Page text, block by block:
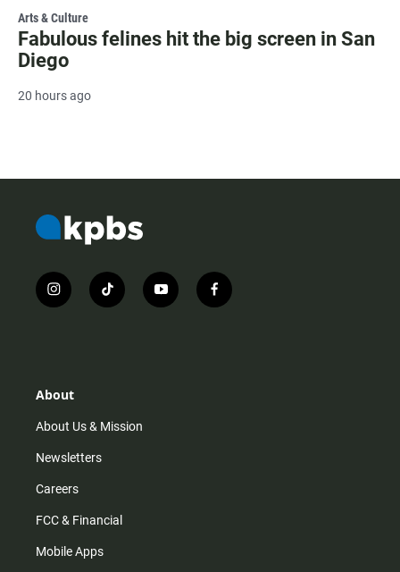
Arts & Culture
Fabulous felines hit the big screen in San
Diego
20 hours ago
i
n
r
m
t
i
y
o
f
a
About
About Us & Mission
Newsletters
Careers
FCC & Financial
Mobile Apps